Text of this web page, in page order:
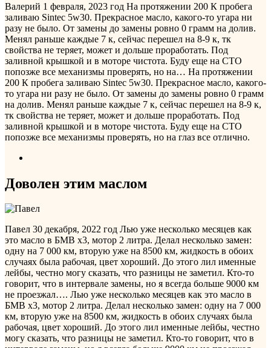
Валерий 1 февраля, 2023 год На протяжении 200 К пробега
заливаю Sintec 5w30. Прекрасное масло, какого-то угара ни
разу не было. От замены до замены ровно 0 грамм на долив.
Менял раньше каждые 7 к, сейчас перешел на 8-9 к, тк
свойства не теряет, может и дольше проработать. Под
заливной крышкой и в моторе чистота. Буду еще на СТО
попозже все механизмы проверять, но на… На протяжении
200 К пробега заливаю Sintec 5w30. Прекрасное масло, какого-
то угара ни разу не было. От замены до замены ровно 0 грамм
на долив. Менял раньше каждые 7 к, сейчас перешел на 8-9 к,
тк свойства не теряет, может и дольше проработать. Под
заливной крышкой и в моторе чистота. Буду еще на СТО
попозже все механизмы проверять, но на глаз все отлично.
Доволен этим маслом
Павел 30 декабря, 2022 год Лью уже несколько месяцев как
это масло в БМВ х3, мотор 2 литра. Делал несколько замен:
одну на 7 000 км, вторую уже на 8500 км, жидкость в обоих
случаях была рабочая, цвет хороший. До этого лил именные
лейбы, честно могу сказать, что разницы не заметил. Кто-то
говорит, что в интервале замены, но я всегда больше 9000 км
не проезжал…. Лью уже несколько месяцев как это масло в
БМВ х3, мотор 2 литра. Делал несколько замен: одну на 7 000
км, вторую уже на 8500 км, жидкость в обоих случаях была
рабочая, цвет хороший. До этого лил именные лейбы, честно
могу сказать, что разницы не заметил. Кто-то говорит, что в